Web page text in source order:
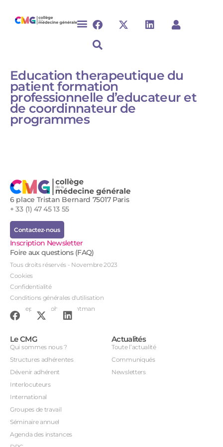
Education therapeutique du
patient formation
professionnelle d’educateur et
de coordinnateur de
programmes
6 place Tristan Bernard 75017 Paris
+ 33 (1) 47 45 13 55
Contactez-nous
Inscription Newsletter
Foire aux questions (FAQ)
Tous droits réservés - Novembre 2023
Cookies
Confidentialité
Conditions générales d'utilisation
Conception : John Brightman
Le CMG
Qui sommes nous ?
Structures adhérentes
Dévenir adhérent
Interlocuteurs
International
Groupes de travail
Séminaire annuel
Agenda des instances
Actualités
Toute l’actualité
Communiqués
Newsletters